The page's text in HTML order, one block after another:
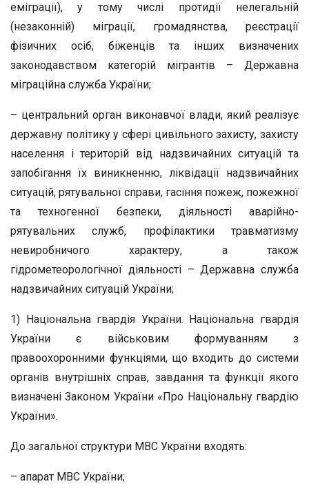
еміграції), у тому числі протидії нелегальній
(незаконній) міграції, громадянства, реєстрації
фізичних осіб, біженців та інших визначених
законодавством категорій мігрантів – Державна
міграційна служба України;
– центральний орган виконавчої влади, який реалізує
державну політику у сфері цивільного захисту, захисту
населення і територій від надзвичайних ситуацій та
запобігання їх виникненню, ліквідації надзвичайних
ситуацій, рятувальної справи, гасіння пожеж, пожежної
та техногенної безпеки, діяльності аварійно-
рятувальних служб, профілактики травматизму
невиробничого характеру, а також
гідрометеорологічної діяльності – Державна служба
надзвичайних ситуацій України;
1) Національна гвардія України. Національна гвардія
України є військовим формуванням з
правоохоронними функціями, що входить до системи
органів внутрішніх справ, завдання та функції якого
визначені Законом України «Про Національну гвардію
України».
До загальної структури МВС України входять:
– апарат МВС України;